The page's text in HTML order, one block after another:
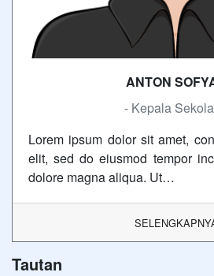
ANTON
- Kepala
Lorem ipsum dolor sit amet,
elit, sed do eiusmod tempor
dolore magna aliqua. Ut…
Tautan